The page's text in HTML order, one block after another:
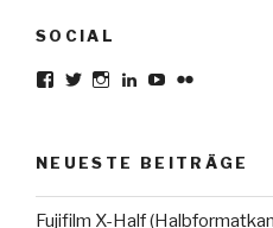
SOCIAL
Profil
Facebook
anzeigen
Profil
Twitter
anzeigen
Profil
Instagram
anzeigen
Profil
LinkedIn
anzeigen
Profil
YouTube
anzeigen
Profil
Flickr
anzeigen
NEUESTE BEITRÄGE
Fujifilm X-Half